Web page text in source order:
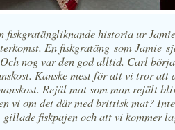
fiskgratängliknande historia ur
En fiskgratäng som Jamie
nog var den god alltid. Carl
Kanske mest för att vi tror att
Rejäl mat som man rejält
vi om det där med brittisk mat?
fiskpajen och att vi kommer